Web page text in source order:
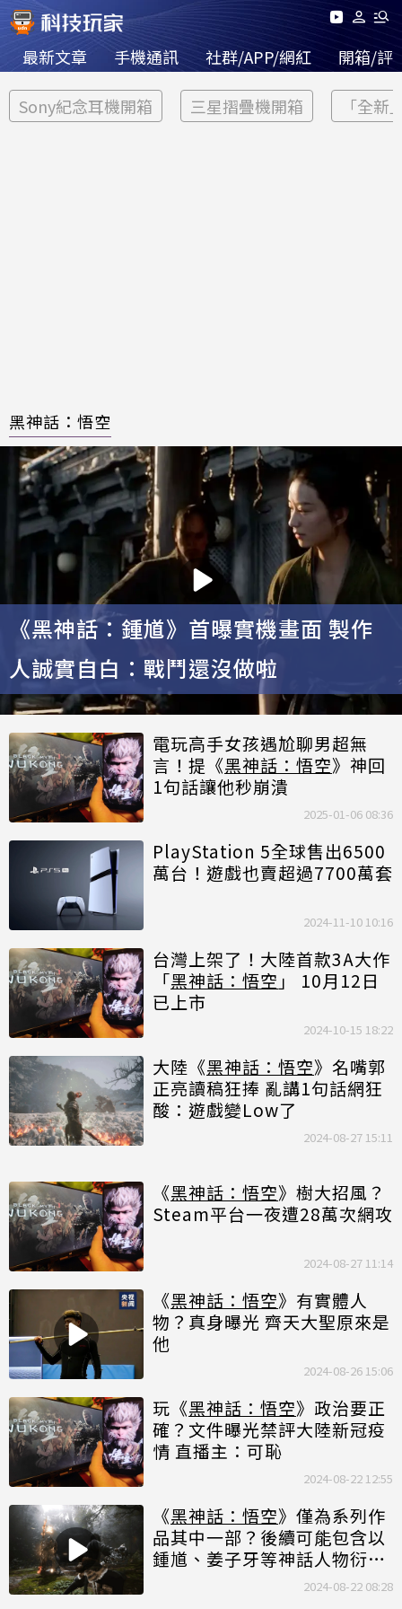
最新文章 手機通訊 社群/APP/網紅 開箱/評
Sony紀念耳機開箱 三星摺疊機開箱 「全新
黑神話：悟空
《黑神話：鍾馗》首曝實機畫面 製作
人誠實自白：戰鬥還沒做啦
電玩高手女孩遇尬聊男超無
言！提《黑神話：悟空》神回
1句話讓他秒崩潰
2025-01-06 08:36
PlayStation 5全球售出6500
萬台！遊戲也賣超過7700萬套
2024-11-10 10:16
台灣上架了！大陸首款3A大作
「黑神話：悟空 」 10月12日
已上市
2024-10-15 18:22
大陸《黑神話：悟空》名嘴郭
正亮讀稿狂捧 亂講1句話網狂
酸：遊戲變Low了
2024-08-27 15:11
《黑神話：悟空》樹大招風？
Steam平台一夜遭28萬次網攻
2024-08-27 11:14
《黑神話：悟空》有實體人
物？真身曝光 齊天大聖原來是
他
2024-08-26 15:06
玩《黑神話：悟空》政治要正
確？文件曝光禁評大陸新冠疫
情 直播主：可恥
2024-08-22 12:55
《黑神話：悟空》僅為系列作
品其中一部？後續可能包含以
鍾馗、姜子牙等神話人物衍生
2024-08-22 08:28